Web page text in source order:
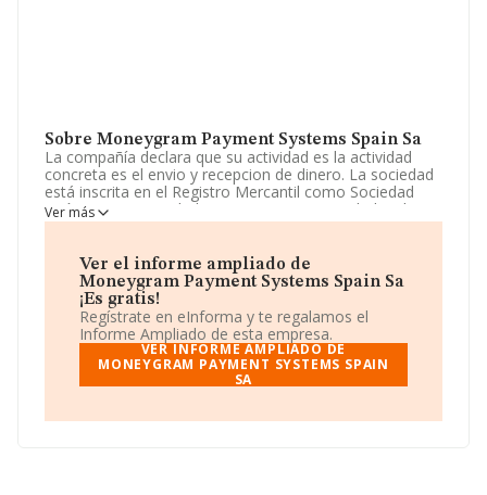
Sobre Moneygram Payment Systems Spain Sa
La compañía declara que su actividad es la actividad
concreta es el envio y recepcion de dinero. La sociedad
está inscrita en el Registro Mercantil como Sociedad
Anónima. Su actividad CNAE es 'Otras actividades de
apoyo a las empresas n.c.o.p.' con código 8299. La
De acuerdo con la Recomendación 2003/361/CE de la
Comisión, de 6 de mayo de 2003, sobre la definición de
microempresas, pequeñas y medianas empresas, la
compañía se encuadra como microempresa. Conforme
a la información disponible, se puede afirmar que la
compañía ha experimentado un retroceso respecto al
año anterior (2024). En relación con el ebitda, ha
9% y la empresa ha tenido una caída del 66% en
Ver más
Ver el informe ampliado de
Moneygram Payment Systems Spain Sa
¡Es gratis!
Regístrate en eInforma y te regalamos el
Informe Ampliado de esta empresa.
VER INFORME AMPLIADO DE
MONEYGRAM PAYMENT SYSTEMS SPAIN
SA